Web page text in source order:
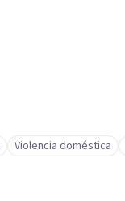
Violencia doméstica